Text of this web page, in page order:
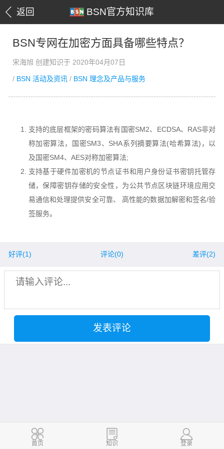
返回 BSN官方知识库
首页 知识 登录
BSN专网在加密方面具备哪些特点？
宋海旭 创建知识于 2020年04月07日
/ BSN 活动及资讯/ BSN 理念及产品与服务
支持的底层框架的密码算法有国密SM2、ECDSA、RAS非对
称加密算法，国密SM3、 SHA系列摘要算法(哈希算法)，以
及国密SM4、AES对称加密算法;
支持基于硬件加密机的节点证书和用户身份证书密钥托管存
储，保障密钥存储的安全性，为公共节点区块链环境应用交
易通信和处理提供安全可靠、 高性能的数据加解密和签名/验
签服务。
好评(1) 评论(0) 差评(2)
发表评论